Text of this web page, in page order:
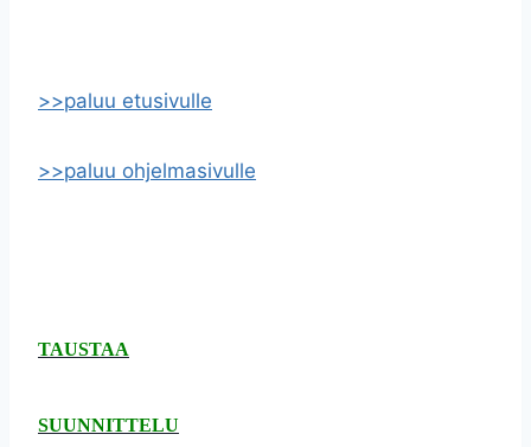
>>paluu etusivulle
>>paluu ohjelmasivulle
TAUSTAA
SUUNNITTELU